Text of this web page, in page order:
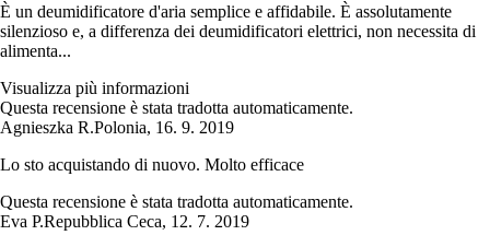
È un deumidificatore d'aria semplice e affidabile. È assolutamente
silenzioso e, a differenza dei deumidificatori elettrici, non necessita di
alimenta...
Visualizza più informazioni
Questa recensione è stata tradotta automaticamente.
Agnieszka R.Polonia, 16. 9. 2019
Lo sto acquistando di nuovo. Molto efficace
Questa recensione è stata tradotta automaticamente.
Eva P.Repubblica Ceca, 12. 7. 2019